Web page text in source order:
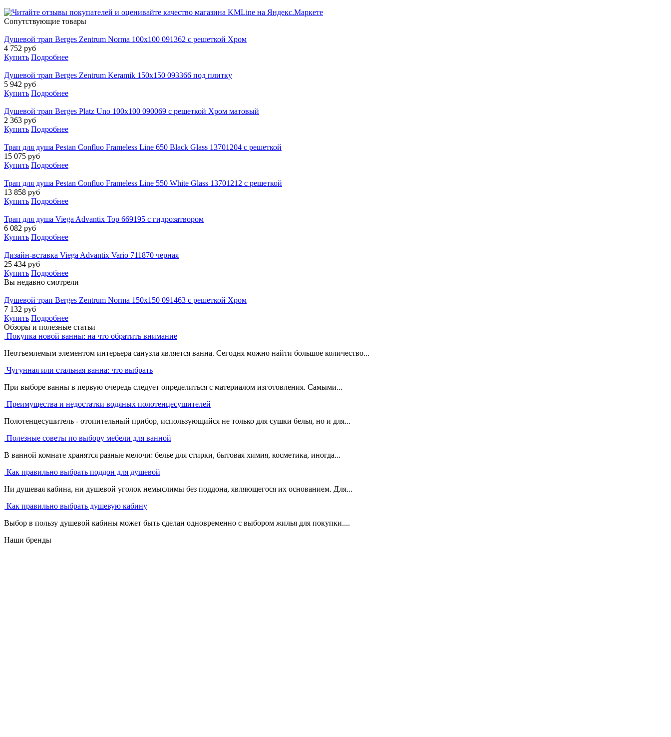
Cопутствующие товары
Душевой трап Berges Zentrum Norma 100x100 091362 с решеткой Хром
4 752 руб
Купить Подробнее
Душевой трап Berges Zentrum Keramik 150х150 093366 под плитку
5 942 руб
Купить Подробнее
Душевой трап Berges Platz Uno 100x100 090069 с решеткой Хром матовый
2 363 руб
Купить Подробнее
Трап для душа Pestan Confluo Frameless Line 650 Black Glass 13701204 с решеткой
15 075 руб
Купить Подробнее
Трап для душа Pestan Confluo Frameless Line 550 White Glass 13701212 с решеткой
13 858 руб
Купить Подробнее
Трап для душа Viega Advantix Top 669195 с гидрозатвором
6 082 руб
Купить Подробнее
Дизайн-вставка Viega Advantix Vario 711870 черная
25 434 руб
Купить Подробнее
Вы недавно смотрели
Душевой трап Berges Zentrum Norma 150x150 091463 с решеткой Хром
7 132 руб
Купить Подробнее
Обзоры и полезные статьи
Покупка новой ванны: на что обратить внимание
Неотъемлемым элементом интерьера санузла является ванна. Сегодня можно найти большое количество...
Чугунная или стальная ванна: что выбрать
При выборе ванны в первую очередь следует определиться с материалом изготовления. Самыми...
Преимущества и недостатки водяных полотенцесушителей
Полотенцесушитель - отопительный прибор, использующийся не только для сушки белья, но и для...
Полезные советы по выбору мебели для ванной
В ванной комнате хранятся разные мелочи: белье для стирки, бытовая химия, косметика, иногда...
Как правильно выбрать поддон для душевой
Ни душевая кабина, ни душевой уголок немыслимы без поддона, являющегося их основанием. Для...
Как правильно выбрать душевую кабину
Выбор в пользу душевой кабины может быть сделан одновременно с выбором жилья для покупки....
Наши бренды